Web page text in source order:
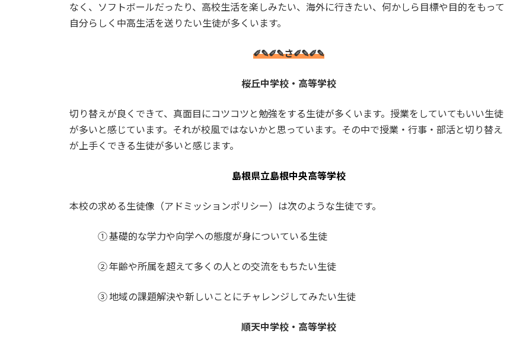
なく、ソフトボールだったり、高校生活を楽しみたい、海外に行きたい、何かしら目標や目的をもって
自分らしく中高生活を送りたい生徒が多くいます。
✐✎✐✎さ✐✎✐✎
桜丘中学校・高等学校
切り替えが良くできて、真面目にコツコツと勉強をする生徒が多くいます。授業をしていてもいい生徒
が多いと感じています。それが校風ではないかと思っています。その中で授業・行事・部活と切り替え
が上手くできる生徒が多いと感じます。
島根県立島根中央高等学校
本校の求める生徒像（アドミッションポリシー）は次のような生徒です。
① 基礎的な学力や向学への態度が身についている生徒
② 年齢や所属を超えて多くの人との交流をもちたい生徒
③ 地域の課題解決や新しいことにチャレンジしてみたい生徒
順天中学校・高等学校